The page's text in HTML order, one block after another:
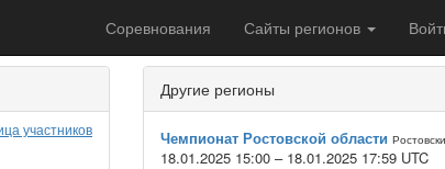
Соревнования Сайты регионов
участников
Другие регионы
Чемпионат Ростовской области
18.01.2025 15:00 – 18.01.2025 17:59 UTC